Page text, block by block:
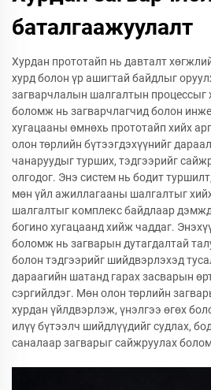
баталгаажуулалт
Хурдан прототайп нь давталт
хурд болон үр ашигтай байдлыг
загварчлалын шалгалтын процессыг
боломж нь загварчлагчид болон
хугацааны өмнөхь прототайп хийх
олон төрлийн бүтээгдэхүүнийг
чанаруудыг турших, тэдгээрийг
олгодог. Энэ систем нь бодит
мөн үйл ажиллагааны шалгалтыг
шалгалтыг комплекс байдлаар
богино хугацаанд хийж чаддаг.
боломж нь загварын дутагдалтай
болон тэдгээрийг шийдвэрлэхэд
дараагийн шатанд гарах засварын
сэргийлдэг. Мөн олон төрлийн
хурдан үйлдвэрлэж, үнэлгээ өгөх
илүү бүтээлч шийдлүүдийг судлах,
саналаар загварыг сайжруулах